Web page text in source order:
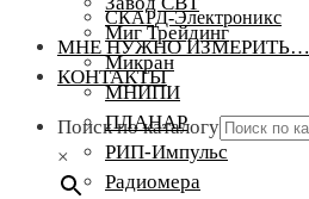
СКАРД-Электроникс
МНЕ НУЖНО ИЗМЕРИТЬ…
КОНТАКТЫ
Поиск по каталогу
×
Миг Трейдинг
Микран
МНИПИ
ПЛАНАР
РИП-Импульс
Радиомера